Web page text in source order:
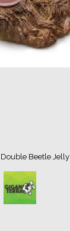
Beetle Jelly